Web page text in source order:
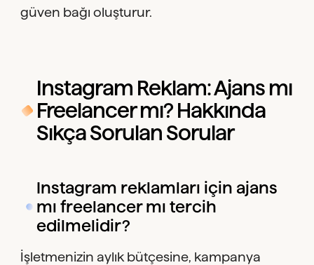
güven bağı oluşturur.
Instagram Reklam: Ajans mı
Freelancer mı? Hakkında
Sıkça Sorulan Sorular
Instagram reklamları için ajans
mı freelancer mı tercih
edilmelidir?
İşletmenizin aylık bütçesine, kampanya